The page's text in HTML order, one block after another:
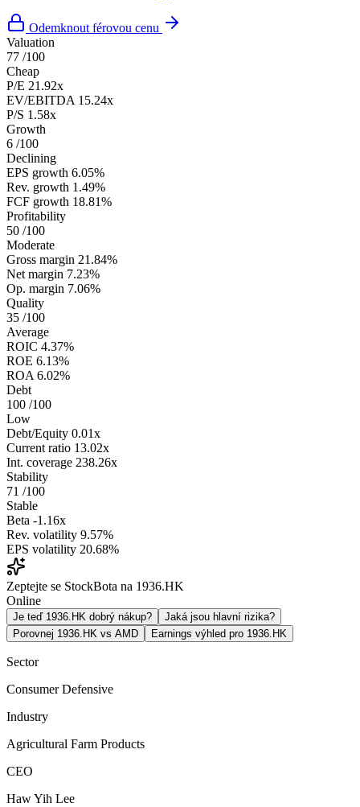
Odemknout férovou cenu
Valuation
77 /100
Cheap
P/E 21.92x
EV/EBITDA 15.24x
P/S 1.58x
Growth
6 /100
Declining
EPS growth 6.05%
Rev. growth 1.49%
FCF growth 18.81%
Profitability
50 /100
Moderate
Gross margin 21.84%
Net margin 7.23%
Op. margin 7.06%
Quality
35 /100
Average
ROIC 4.37%
ROE 6.13%
ROA 6.02%
Debt
100 /100
Low
Debt/Equity 0.01x
Current ratio 13.02x
Int. coverage 238.26x
Stability
71 /100
Stable
Beta -1.16x
Rev. volatility 9.57%
EPS volatility 20.68%
Zeptejte se StockBota na 1936.HK
Online
Je teď 1936.HK dobrý nákup?
Jaká jsou hlavní rizika?
Porovnej 1936.HK vs AMD
Earnings výhled pro 1936.HK
Sector
Consumer Defensive
Industry
Agricultural Farm Products
CEO
Haw Yih Lee